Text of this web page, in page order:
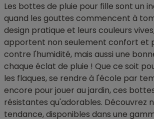
Les bottes de pluie pour fille sont un
quand les gouttes commencent à
design pratique et leurs couleurs
apportent non seulement confort et
contre l'humidité, mais aussi une
chaque éclat de pluie ! Que ce soit
les flaques, se rendre à l'école par
encore pour jouer au jardin, ces
résistantes qu'adorables. Découvrez
tendance, disponibles dans une